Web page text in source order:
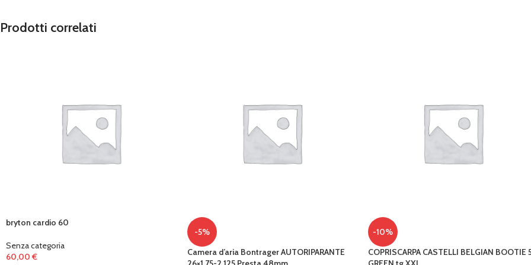
Prodotti correlati
bryton cardio 60
Senza categoria
60,00 €
-5%
Camera d’aria Bontrager AUTORIPARANTE
-10%
COPRISCARPA CASTELLI BELGIAN BOOTIE